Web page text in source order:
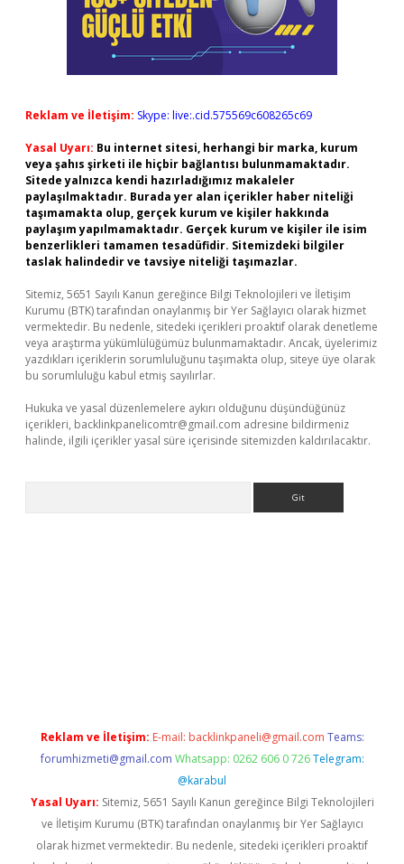
Reklam ve İletişim: Skype: live:.cid.575569c608265c69
Yasal Uyarı: Bu internet sitesi, herhangi bir marka, kurum
veya şahıs şirketi ile hiçbir bağlantısı bulunmamaktadır.
Sitede yalnızca kendi hazırladığımız makaleler
paylaşılmaktadır. Burada yer alan içerikler haber niteliği
taşımamakta olup, gerçek kurum ve kişiler hakkında
paylaşım yapılmamaktadır. Gerçek kurum ve kişiler ile isim
benzerlikleri tamamen tesadüfidir. Sitemizdeki bilgiler
taslak halindedir ve tavsiye niteliği taşımazlar.
Sitemiz, 5651 Sayılı Kanun gereğince Bilgi Teknolojileri ve İletişim
Kurumu (BTK) tarafından onaylanmış bir Yer Sağlayıcı olarak hizmet
vermektedir. Bu nedenle, sitedeki içerikleri proaktif olarak denetleme
veya araştırma yükümlülüğümüz bulunmamaktadır. Ancak, üyelerimiz
yazdıkları içeriklerin sorumluluğunu taşımakta olup, siteye üye olarak
bu sorumluluğu kabul etmiş sayılırlar.
Hukuka ve yasal düzenlemelere aykırı olduğunu düşündüğünüz
içerikleri, backlinkpanelicomtr@gmail.com adresine bildirmeniz
halinde, ilgili içerikler yasal süre içerisinde sitemizden kaldırılacaktır.
Reklam ve İletişim: E-mail: backlinkpaneli@gmail.com Teams:
forumhizmeti@gmail.com Whatsapp: 0262 606 0 726 Telegram:
@karabul
Yasal Uyarı: Sitemiz, 5651 Sayılı Kanun gereğince Bilgi Teknolojileri
ve İletişim Kurumu (BTK) tarafından onaylanmış bir Yer Sağlayıcı
olarak hizmet vermektedir. Bu nedenle, sitedeki içerikleri proaktif